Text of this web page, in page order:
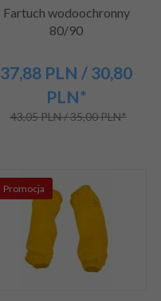
Fartuch wodoochronny
80/90
37,88 PLN / 30,80
PLN*
43,05 PLN / 35,00 PLN*
Promocja